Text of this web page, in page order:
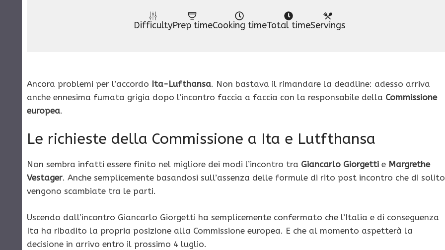
DifficultyPrep timeCooking timeTotal timeServings
Ancora problemi per l’accordo Ita-Lufthansa. Non bastava il rimandare la deadline: adesso arriva
anche ennesima fumata grigia dopo l’incontro faccia a faccia con la responsabile della Commissione
europea.
Le richieste della Commissione a Ita e Lutfthansa
Non sembra infatti essere finito nel migliore dei modi l’incontro tra Giancarlo Giorgetti e Margrethe
Vestager. Anche semplicemente basandosi sull’assenza delle formule di rito post incontro che di solito
vengono scambiate tra le parti.
Uscendo dall’incontro Giancarlo Giorgetti ha semplicemente confermato che l’Italia e di conseguenza
Ita ha ribadito la propria posizione alla Commissione europea. E che al momento aspetterà la
decisione in arrivo entro il prossimo 4 luglio.